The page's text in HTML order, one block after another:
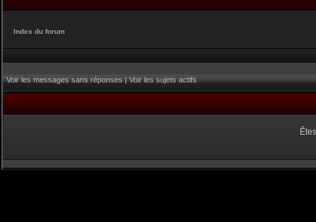
Index du forum
Voir les messages sans réponses|Voir les sujets actifs